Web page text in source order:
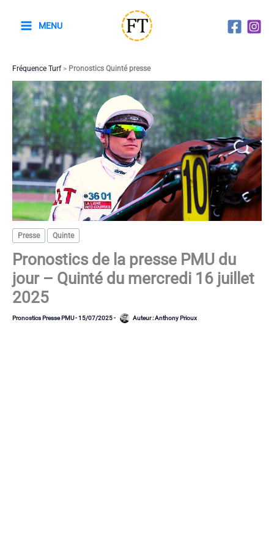
MENU
Fréquence Turf> Pronostics Quinté presse
Presse Quinte
Pronostics de la presse PMU du
jour – Quinté du mercredi 16 juillet
2025
Pronostics Presse PMU-15/07/2025- Auteur :Anthony Prioux